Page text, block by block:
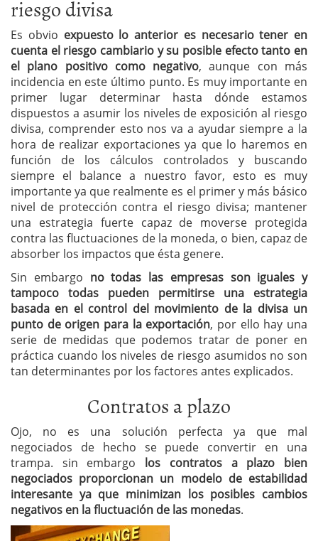
riesgo divisa
Es obvio expuesto lo anterior es necesario tener en
cuenta el riesgo cambiario y su posible efecto tanto en
el plano positivo como negativo, aunque con más
incidencia en este último punto. Es muy importante en
primer lugar determinar hasta dónde estamos
dispuestos a asumir los niveles de exposición al riesgo
divisa, comprender esto nos va a ayudar siempre a la
hora de realizar exportaciones ya que lo haremos en
función de los cálculos controlados y buscando
siempre el balance a nuestro favor, esto es muy
importante ya que realmente es el primer y más básico
nivel de protección contra el riesgo divisa; mantener
una estrategia fuerte capaz de moverse protegida
contra las fluctuaciones de la moneda, o bien, capaz de
absorber los impactos que ésta genere.
Sin embargo no todas las empresas son iguales y
tampoco todas pueden permitirse una estrategia
basada en el control del movimiento de la divisa un
punto de origen para la exportación, por ello hay una
serie de medidas que podemos tratar de poner en
práctica cuando los niveles de riesgo asumidos no son
tan determinantes por los factores antes explicados.
Contratos a plazo
Ojo, no es una solución perfecta ya que mal
negociados de hecho se puede convertir en una
trampa. sin embargo los contratos a plazo bien
negociados proporcionan un modelo de estabilidad
interesante ya que minimizan los posibles cambios
negativos en la fluctuación de las monedas.